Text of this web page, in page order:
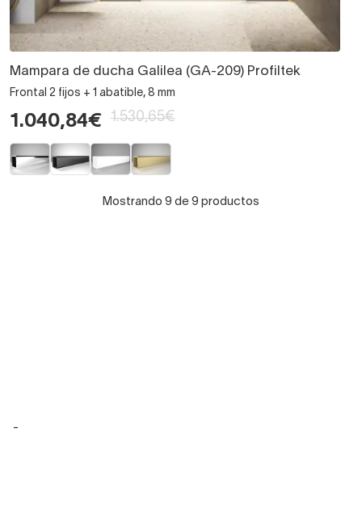
Mampara de ducha Galilea (GA-209) Profiltek
Frontal 2 fijos + 1 abatible, 8 mm
1.040,84€ 1.530,65€
Mostrando 9 de 9 productos
-